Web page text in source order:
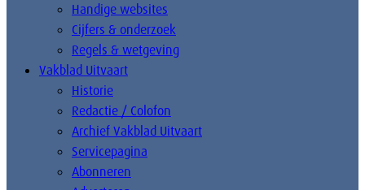
Handige websites
Cijfers & onderzoek
Regels & wetgeving
Vakblad Uitvaart
Historie
Redactie / Colofon
Archief Vakblad Uitvaart
Servicepagina
Abonneren